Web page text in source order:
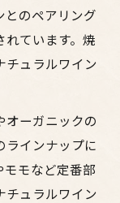
とのペアリング
ています。焼
チュラルワイン
オーガニックの
ラインナップに
モなど定番部
チュラルワイン